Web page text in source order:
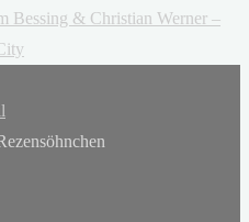
Bessing & Christian Werner –